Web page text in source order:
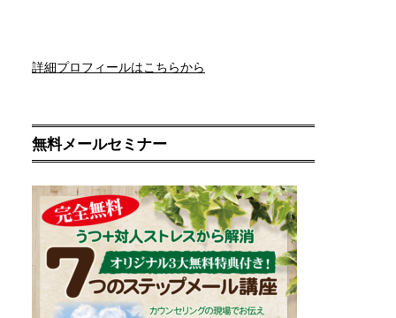
詳細プロフィールはこちらから
無料メールセミナー